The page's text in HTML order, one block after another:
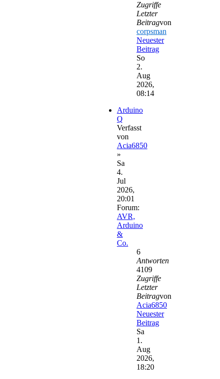
Zugriffe
Letzter
Beitragvon
corpsman
Neuester
Beitrag
So
2.
Aug
2026,
08:14
Arduino
Q
Verfasst
von
Acia6850
»
Sa
4.
Jul
2026,
20:01
Forum:
AVR,
Arduino
&
Co.
6
Antworten
4109
Zugriffe
Letzter
Beitragvon
Acia6850
Neuester
Beitrag
Sa
1.
Aug
2026,
18:20